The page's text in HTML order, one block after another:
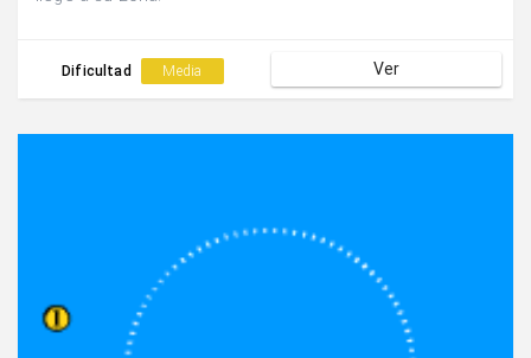
Dificultad Media Ver